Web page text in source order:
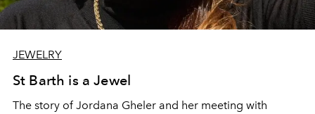
JEWELRY
St Barth is a Jewel
The story of Jordana Gheler and her meeting with